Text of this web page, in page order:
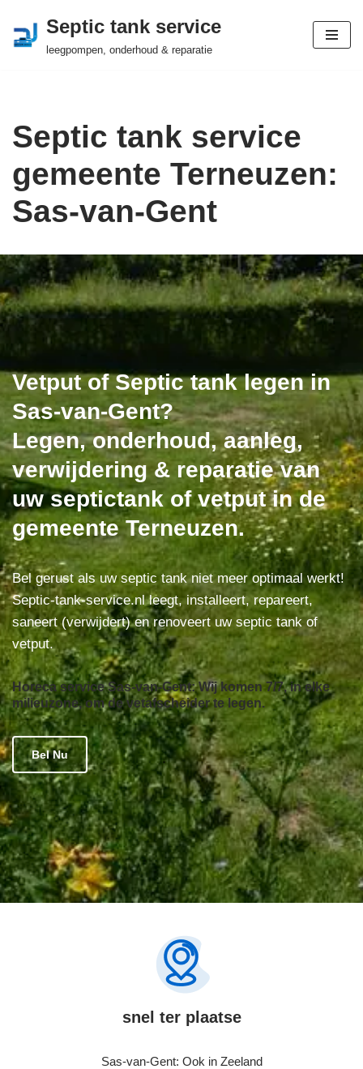
Ga
Septic tank service
leegpompen, onderhoud & reparatie
Septic tank service
gemeente Terneuzen:
Sas-van-Gent
Vetput of Septic tank legen in
Sas-van-Gent?
Legen, onderhoud, aanleg,
verwijdering & reparatie van
uw septictank of vetput in de
gemeente Terneuzen.
Bel gerust als uw septic tank niet meer optimaal werkt!
Septic-tank-service.nl leegt, installeert, repareert,
saneert (verwijdert) en renoveert uw septic tank of
vetput.
Horeca service Sas-van-Gent: Wij komen 7/7, in elke
milieuzone, om de vetafscheider te legen.
Bel Nu
snel ter plaatse
Sas-van-Gent: Ook in Zeeland